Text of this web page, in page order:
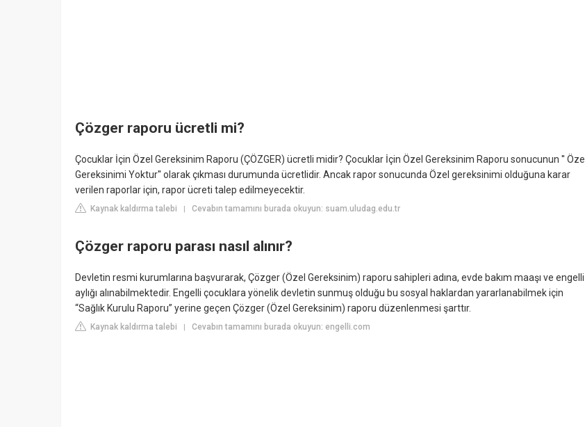
Çözger raporu ücretli mi?
Çocuklar İçin Özel Gereksinim Raporu (ÇÖZGER) ücretli midir? Çocuklar İçin Özel Gereksinim Raporu sonucunun '' Özel
Gereksinimi Yoktur'' olarak çıkması durumunda ücretlidir. Ancak rapor sonucunda Özel gereksinimi olduğuna karar
verilen raporlar için, rapor ücreti talep edilmeyecektir.
Kaynak kaldırma talebi Cevabın tamamını burada okuyun: suam.uludag.edu.tr
Çözger raporu parası nasıl alınır?
Devletin resmi kurumlarına başvurarak, Çözger (Özel Gereksinim) raporu sahipleri adına, evde bakım maaşı ve engelli
aylığı alınabilmektedir. Engelli çocuklara yönelik devletin sunmuş olduğu bu sosyal haklardan yararlanabilmek için
“Sağlık Kurulu Raporu” yerine geçen Çözger (Özel Gereksinim) raporu düzenlenmesi şarttır.
Kaynak kaldırma talebi Cevabın tamamını burada okuyun: engelli.com